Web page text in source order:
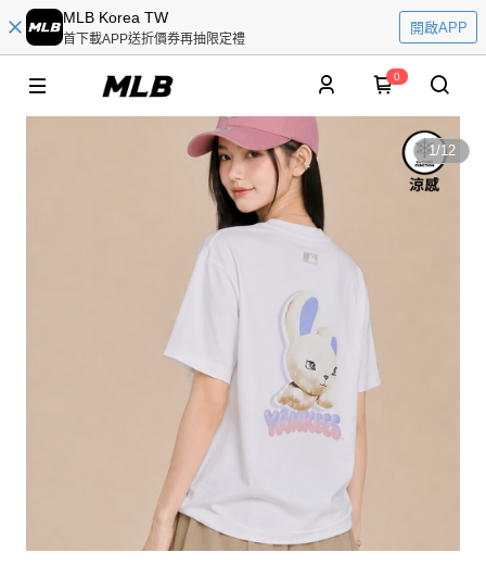
MLB Korea TW
首下載APP送折價券再抽限定禮
開啟APP
0
1/12